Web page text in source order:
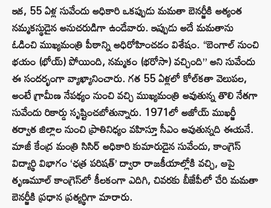
ఇక, 55 ఏళ్ల సువేందు అధికారి ఒకప్పుడు మమతా బెనర్జీకి అత్యంత
నమ్మకస్థుడైన అనుచరుడిగా ఉండేవారు. ఇప్పుడు అదే మమతాను
ఓడించి ముఖ్యమంత్రి పీఠాన్ని అధిరోహించడం విశేషం. “బెంగాల్ నుంచి
భయం (భోయ్) పోయింది, నమ్మకం (భరోసా) వచ్చింది” అని సువేందు
ఈ సందర్భంగా వ్యాఖ్యానించారు. గత 55 ఏళ్లలో కోల్‌కతా వెలుపల,
అంటే గ్రామీణ నేపథ్యం నుంచి వచ్చి ముఖ్యమంత్రి అవుతున్న తొలి నేతగా
సువేందు రికార్డు సృష్టించబోతున్నారు. 1971లో అజోయ్ ముఖర్జీ
తర్వాత జిల్లాల నుంచి ప్రాతినిధ్యం వహిస్తూ సీఎం అవుతున్నది ఈయనే.
మాజీ కేంద్ర మంత్రి సిసిర్ అధికారి కుమారుడైన సువేందు, కాంగ్రెస్
విద్యార్థి విభాగం ‘ఛత్ర పరిషత్’ ద్వారా రాజకీయాల్లోకి వచ్చి, ఆపై
తృణమూల్ కాంగ్రెస్‌లో కీలకంగా ఎదిగి, చివరకు బీజేపీలో చేరి మమతా
బెనర్జీకి ప్రధాన ప్రత్యర్థిగా మారారు.